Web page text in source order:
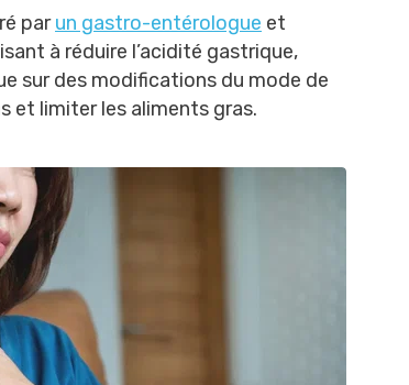
parun gastro-entérologue et
à réduire l’acidité gastrique,
sur des modifications du mode de
et limiter les aliments gras.